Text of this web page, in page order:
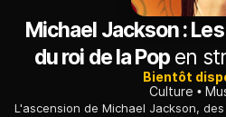
Michael Jackson :
du roi de la Pop en
Bientôt
Culture